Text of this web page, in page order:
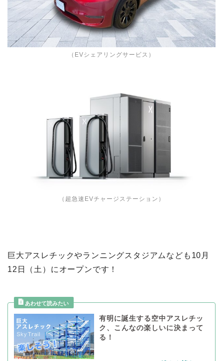
（EVシェアリングサービス）
（超急速EVチャージステーション）
巨大アスレチックやランニングスタジアムなども10月
12日（土）にオープンです！
有明に誕生する空中アスレチッ
ク、こんなの楽しいに決まって
る！